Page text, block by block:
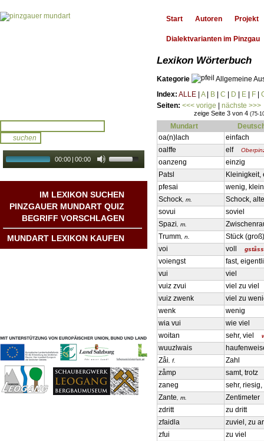
00:00 | 00:00
IM LEXIKON SUCHEN
PINZGAUER MUNDART QUIZ
BEGRIFF VORSCHLAGEN
MUNDART LEXIKON KAUFEN
Start Autoren Projekt
Dialektvarianten im Pinzgau
Lexikon Wörterbuch
Kategorie
Allgemeine
Index: ALLE A| B C D E F
Seiten: <<< vorige nächste >>>
zeige Seite 3 von 4 (75-
Mundart
oa(n)lach
einfach
oalffe
elf
oanzeng
einzig
Patsl
Kleinigkeit,
pfesai
wenig, klein
Schock , m.
Schock,
sovui
soviel
Spazi , m.
Trumm , n.
Stück
voi
voll
voiengst
fast,
vui
viel
vuiz zvui
viel zu viel
vuiz zwenk
viel zu
wenk
wenig
wia vui
wie viel
woitan
sehr, viel
wuuzlwais
Zåi , f.
Zahl
zåmp
samt, trotz
zaneg
sehr,
Zante , m.
Zentimeter
zdritt
zu dritt
zfaidla
zuviel, zu
zfui
zu viel